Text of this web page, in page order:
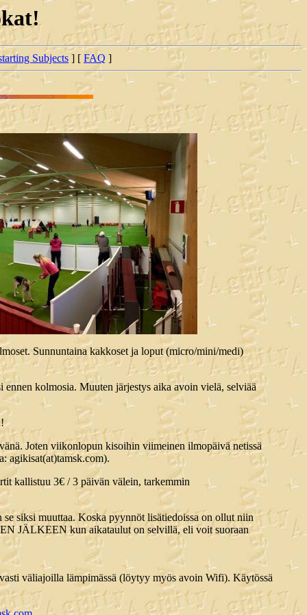
Subjects ] [ FAQ ]
Sunnuntaina kakkoset ja loput (micro/mini/medi)
ennen kolmosia. Muuten järjestys aika avoin vielä, selviää
Joten viikonlopun kisoihin viimeinen ilmopäivä netissä
agikisat(at)tamsk.com).
kallistuu 3€ / 3 päivän välein, tarkemmin
siksi muuttaa. Koska pyynnöt lisätiedoissa on ollut niin
JÄLKEEN kun aikataulut on selvillä, eli voit suoraan
väliajoilla lämpimässä (löytyy myös avoin Wifi). Käytössä